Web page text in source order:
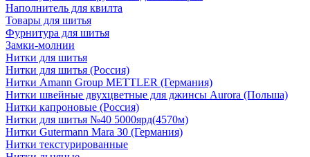
Наполнитель для квилта
Товары для шитья
Фурнитура для шитья
Замки-молнии
Нитки для шитья
Нитки для шитья (Россия)
Нитки Amann Group METTLER (Германия)
Нитки швейные двухцветные для джинсы Aurora (Польша)
Нитки капроновые (Россия)
Нитки для шитья №40 5000ярд(4570м)
Нитки Gutermann Mara 30 (Германия)
Нитки текстурированные